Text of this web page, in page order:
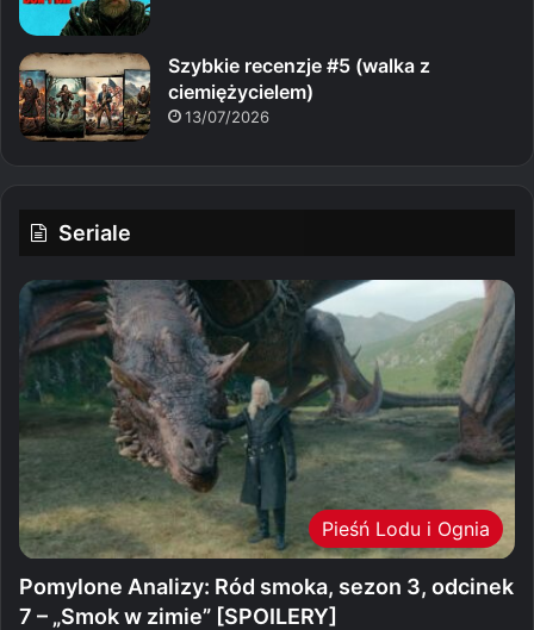
Szybkie recenzje #5 (walka z
ciemiężycielem)
13/07/2026
Seriale
Pieśń Lodu i Ognia
Pomylone Analizy: Ród smoka, sezon 3, odcinek
7 – „Smok w zimie” [SPOILERY]